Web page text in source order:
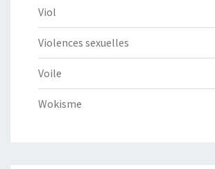
Viol
Violences sexuelles
Voile
Wokisme